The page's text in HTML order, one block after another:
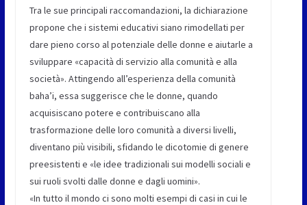
Tra le sue principali raccomandazioni, la dichiarazione
propone che i sistemi educativi siano rimodellati per
dare pieno corso al potenziale delle donne e aiutarle a
sviluppare «capacità di servizio alla comunità e alla
società». Attingendo all’esperienza della comunità
baha’i, essa suggerisce che le donne, quando
acquisiscano potere e contribuiscano alla
trasformazione delle loro comunità a diversi livelli,
diventano più visibili, sfidando le dicotomie di genere
preesistenti e «le idee tradizionali sui modelli sociali e
sui ruoli svolti dalle donne e dagli uomini».
«In tutto il mondo ci sono molti esempi di casi in cui le